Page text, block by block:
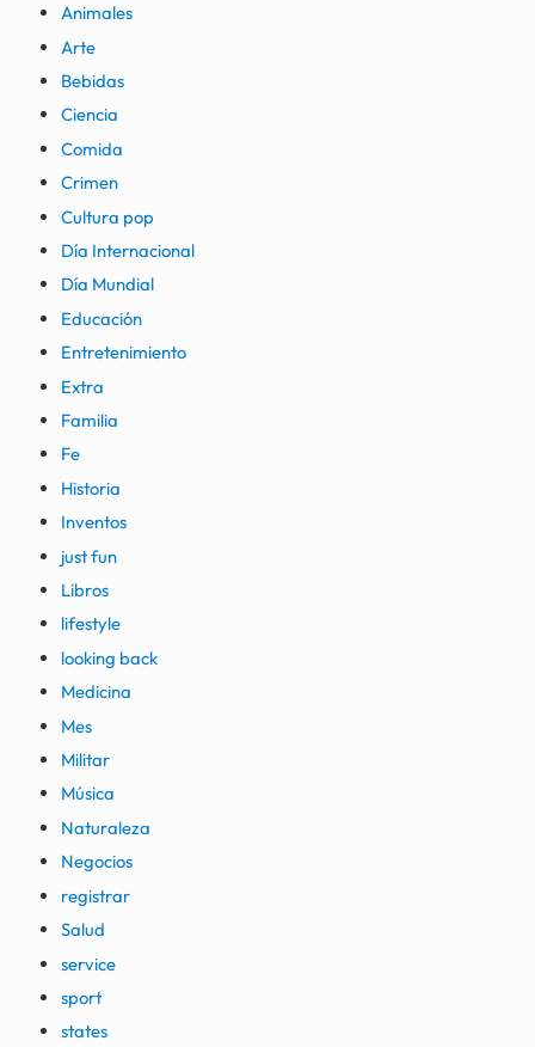
Animales
Arte
Bebidas
Ciencia
Comida
Crimen
Cultura pop
Día Internacional
Día Mundial
Educación
Entretenimiento
Extra
Familia
Fe
Historia
Inventos
just fun
Libros
lifestyle
looking back
Medicina
Mes
Militar
Música
Naturaleza
Negocios
registrar
Salud
service
sport
states